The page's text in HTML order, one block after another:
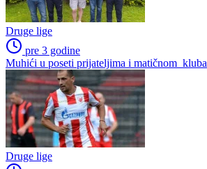
Druge lige
pre 3 godine
Muhići u poseti prijateljima i matičnom kluba
Druge lige